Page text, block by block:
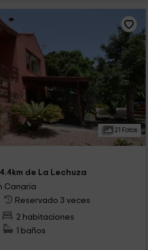
21 Fotos
de La Lechuza
Canaria
Reservado 3 veces
2 habitaciones
1 baños